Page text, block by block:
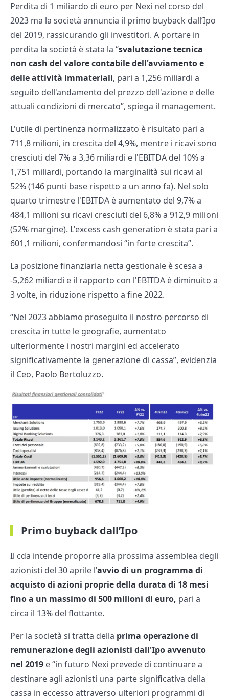
Perdita di 1 miliardo di euro per Nexi nel corso del
2023 ma la società annuncia il primo buyback dall’Ipo
del 2019, rassicurando gli investitori. A portare in
perdita la società è stata la “svalutazione tecnica
non cash del valore contabile dell'avviamento e
delle attività immateriali, pari a 1,256 miliardi a
seguito dell'andamento del prezzo dell'azione e delle
attuali condizioni di mercato”, spiega il management.
L'utile di pertinenza normalizzato è risultato pari a
711,8 milioni, in crescita del 4,9%, mentre i ricavi sono
cresciuti del 7% a 3,36 miliardi e l'EBITDA del 10% a
1,751 miliardi, portando la marginalità sui ricavi al
52% (146 punti base rispetto a un anno fa). Nel solo
quarto trimestre l'EBITDA è aumentato del 9,7% a
484,1 milioni su ricavi cresciuti del 6,8% a 912,9 milioni
(52% margine). L'excess cash generation è stata pari a
601,1 milioni, confermandosi “in forte crescita”.
La posizione finanziaria netta gestionale è scesa a
-5,262 miliardi e il rapporto con l'EBITDA è diminuito a
3 volte, in riduzione rispetto a fine 2022.
“Nel 2023 abbiamo proseguito il nostro percorso di
crescita in tutte le geografie, aumentato
ulteriormente i nostri margini ed accelerato
significativamente la generazione di cassa”, evidenzia
il Ceo, Paolo Bertoluzzo.
Primo buyback dall’Ipo
Il cda intende proporre alla prossima assemblea degli
azionisti del 30 aprile l’avvio di un programma di
acquisto di azioni proprie della durata di 18 mesi
fino a un massimo di 500 milioni di euro, pari a
circa il 13% del flottante.
Per la società si tratta della prima operazione di
remunerazione degli azionisti dall'Ipo avvenuto
nel 2019 e “in futuro Nexi prevede di continuare a
destinare agli azionisti una parte significativa della
cassa in eccesso attraverso ulteriori programmi di